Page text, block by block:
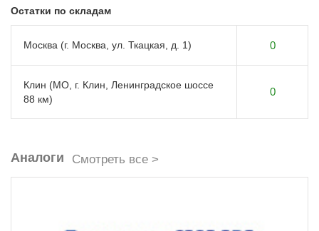
Остатки по складам
Москва (г. Москва, ул. Ткацкая, д. 1) 0
Клин (МО, г. Клин, Ленинградское шоссе
88 км)
0
Аналоги Смотреть все >